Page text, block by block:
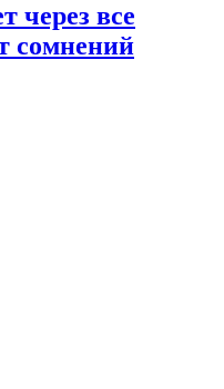
через все
сомнений